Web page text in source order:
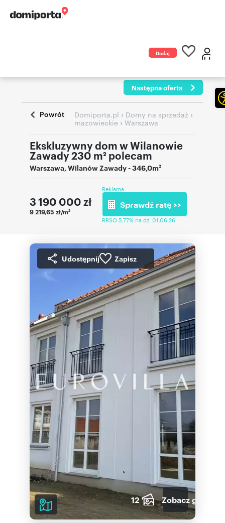
Dodaj
Następna oferta
Powrót Domiporta.pl › Domy na sprzedaż ›
mazowieckie › Warszawa
Ekskluzywny dom w Wilanowie
Zawady 230 m² polecam
Warszawa,Wilanów Zawady- 346,0m2
3 190 000 zł
9 219,65 zł/m2
Reklama
Sprawdź ratę >>
RRSO 5,77% na dz. 01.06.26
Udostępnij Zapisz
12 Zobacz galerię